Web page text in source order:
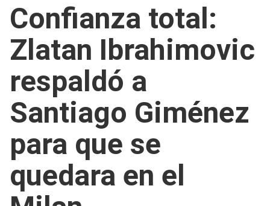
Confianza total:
Zlatan Ibrahimovic
respaldó a
Santiago Giménez
para que se
quedara en el